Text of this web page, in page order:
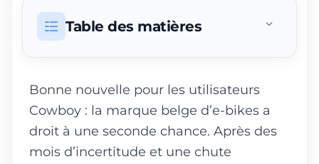
Table des matières
Bonne nouvelle pour les utilisateurs
Cowboy : la marque belge d’e-bikes a
droit à une seconde chance. Après des
mois d’incertitude et une chute